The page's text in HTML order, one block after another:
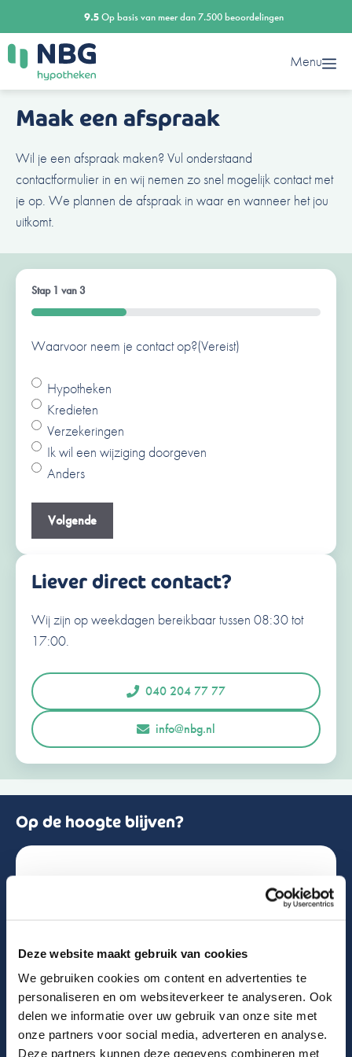
Deze website maakt gebruik van cookies
We gebruiken cookies om content en advertenties te
personaliseren en om websiteverkeer te analyseren. Ook
delen we informatie over uw gebruik van onze site met
onze partners voor social media, adverteren en analyse.
Deze partners kunnen deze gegevens combineren met
naar
de
inhoud
9.5Op basis van meer dan 7.500 beoordelingen
Menu
Maak een afspraak
Wil je een afspraak maken? Vul onderstaand
contactformulier in en wij nemen zo snel mogelijk contact met
je op. We plannen de afspraak in waar en wanneer het jou
uitkomt.
Stap 1 van3
33%
Waarvoor neem je contact op?(Vereist)
Hypotheken
Kredieten
Verzekeringen
Ik wil een wijziging doorgeven
Anders
Ben je al een klant van ons?(Vereist)
Ja
Nee
Naam(Vereist)
V
o
r
a
m
e
r
n
a
m
Je e-mailadres
Je telefoonnummer(Vereist)
e
r
a
1
Opmerkingen of vragen
Liever direct contact?
Wij zijn op weekdagen bereikbaar tussen 08:30 tot
17:00.
040 204 77 77
info@nbg.nl
Op de hoogte blijven?
Schrijf je in voor de nieuwsbrief!
Email